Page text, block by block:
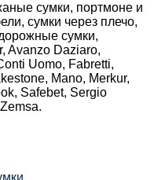
сумки, портмоне и
сумки через плечо,
сумки,
Avanzo Daziaro,
Uomo, Fabretti,
Mano, Merkur,
Safebet, Sergio